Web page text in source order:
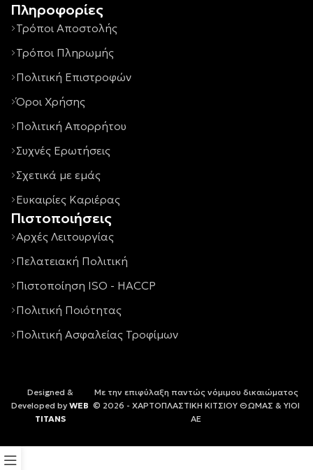
Πληροφορίες
Τρόποι Αποστολής
Τρόποι Πληρωμής
Πολιτική Επιστροφών
Όροι Χρήσης
Πολιτική Απορρήτου
Συχνές Ερωτήσεις
Σχετικά με εμάς
Ευκαιρίες Καριέρας
Πιστοποιήσεις
Αρχές Λειτουργίας
Πελατειακή Πολιτική
Πιστοποίηση ISO - HACCP
Πολιτική Ποιότητας
Πολιτική Ασφαλείας Τροφίμων
Designed &
Developed byWEB
TITANS
Με την επιφύλαξη παντώς νόμιμου δικαιώματος
© 2026 - ΧΑΡΤΟΠΛΑΣΤΙΚΗ ΚΙΤΣΙΟΥ ΘΩΜΑΣ & ΥΙΟΙ
ΑΕ